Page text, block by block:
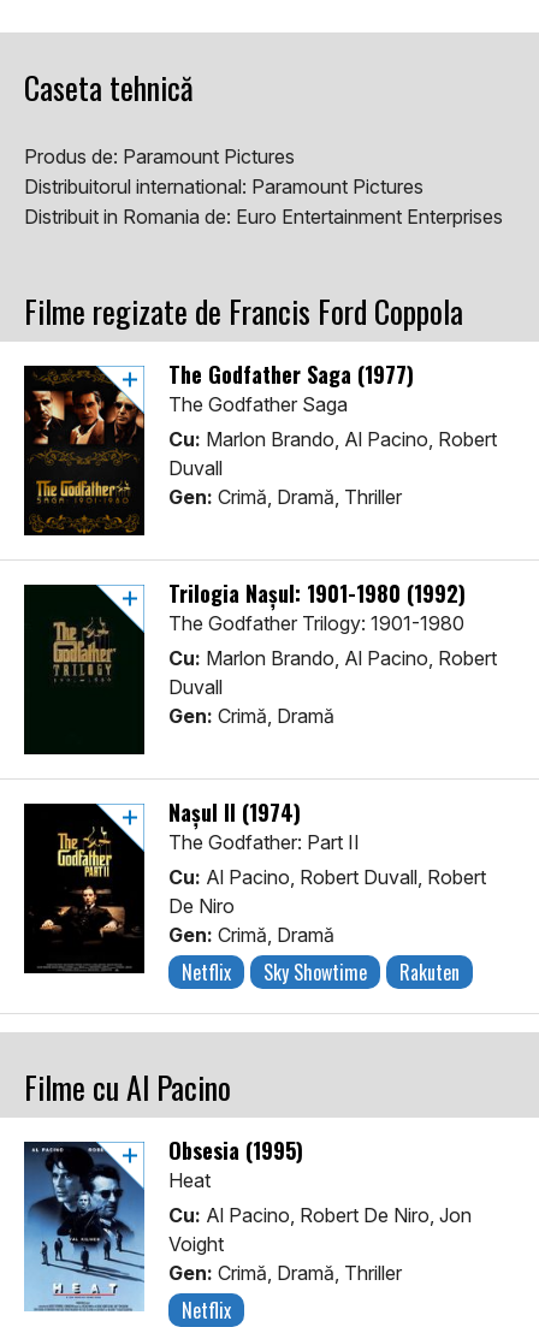
Caseta tehnică
Produs de: Paramount Pictures
Distribuitorul international: Paramount Pictures
Distribuit in Romania de: Euro Entertainment Enterprises
Filme regizate de Francis Ford Coppola
The Godfather Saga (1977)
The Godfather Saga
Cu: Marlon Brando, Al Pacino, Robert
Duvall
Gen: Crimă, Dramă, Thriller
Trilogia Nașul: 1901-1980 (1992)
The Godfather Trilogy: 1901-1980
Cu: Marlon Brando, Al Pacino, Robert
Duvall
Gen: Crimă, Dramă
Nașul II (1974)
The Godfather: Part II
Cu: Al Pacino, Robert Duvall, Robert
De Niro
Gen: Crimă, Dramă
Netflix Sky Showtime Rakuten
Filme cu Al Pacino
Obsesia (1995)
Heat
Cu: Al Pacino, Robert De Niro, Jon
Voight
Gen: Crimă, Dramă, Thriller
Netflix